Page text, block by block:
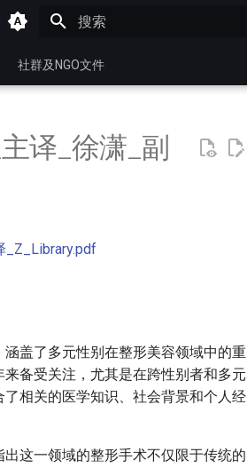
社群及NGO文件
译_徐潇_副
_Z_Library.pdf
盖了多元性别在整形美容领域中的重
备受关注，尤其是在跨性别者和多元
相关的医学知识、社会背景和个人经
这一领域的整形手术不仅限于传统的